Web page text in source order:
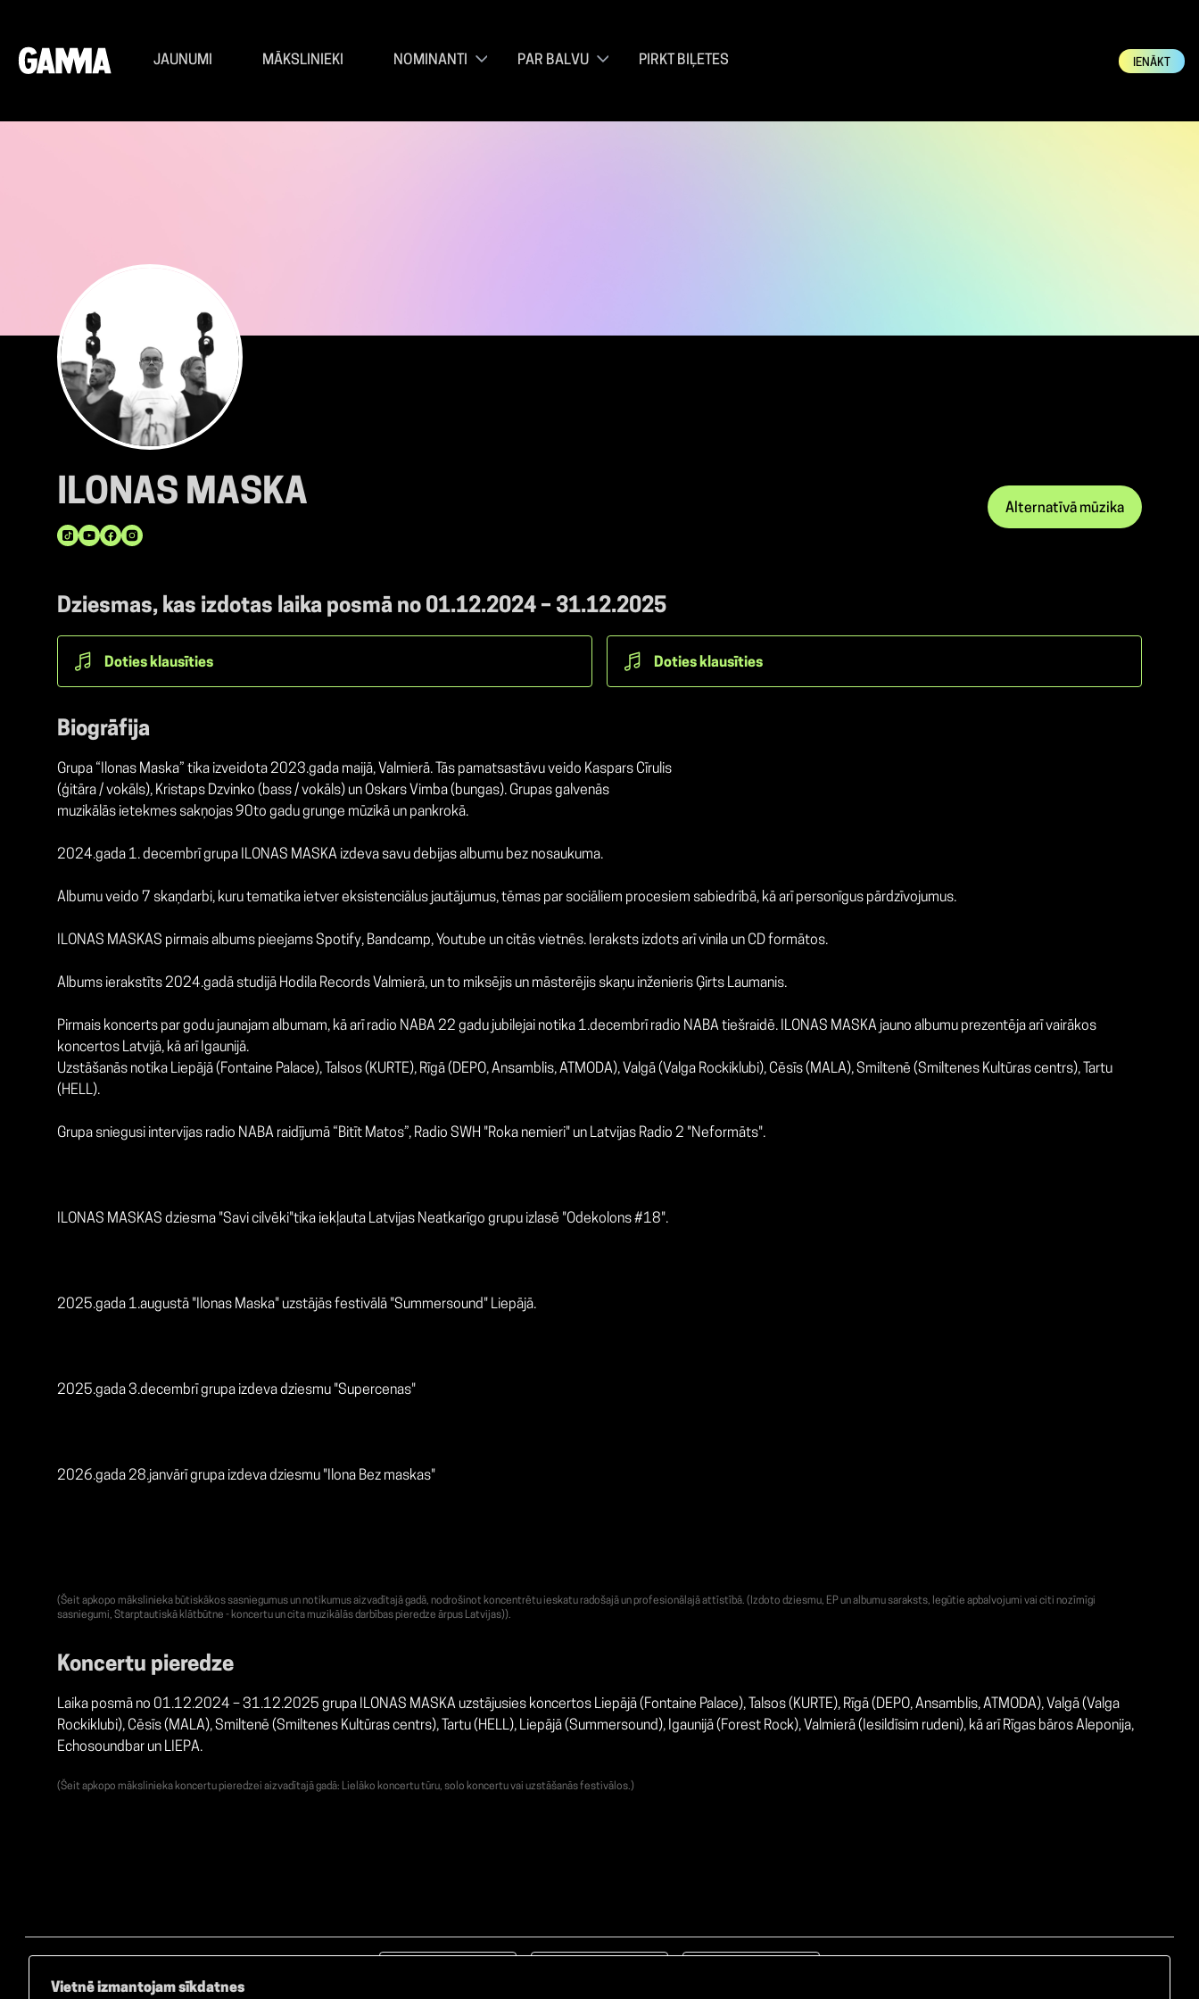
JAUNUMI MĀKSLINIEKI NOMINANTI PAR BALVU PIRKT BIĻETES IENĀKT
ILONAS MASKA Alternatīvā mūzika
Dziesmas, kas izdotas laika posmā no 01.12.2024 – 31.12.2025
Doties klausīties Doties klausīties
Biogrāfija
Grupa “Ilonas Maska” tika izveidota 2023.gada maijā, Valmierā. Tās pamatsastāvu veido Kaspars Cīrulis
(ģitāra / vokāls), Kristaps Dzvinko (bass / vokāls) un Oskars Vimba (bungas). Grupas galvenās
muzikālās ietekmes sakņojas 90to gadu grunge mūzikā un pankrokā.
2024.gada 1. decembrī grupa ILONAS MASKA izdeva savu debijas albumu bez nosaukuma.
Albumu veido 7 skaņdarbi, kuru tematika ietver eksistenciālus jautājumus, tēmas par sociāliem procesiem sabiedrībā, kā arī personīgus pārdzīvojumus.
ILONAS MASKAS pirmais albums pieejams Spotify, Bandcamp, Youtube un citās vietnēs. Ieraksts izdots arī vinila un CD formātos.
Albums ierakstīts 2024.gadā studijā Hodila Records Valmierā, un to miksējis un māsterējis skaņu inženieris Ģirts Laumanis.
Pirmais koncerts par godu jaunajam albumam, kā arī radio NABA 22 gadu jubilejai notika 1.decembrī radio NABA tiešraidē. ILONAS MASKA jauno albumu prezentēja arī vairākos
koncertos Latvijā, kā arī Igaunijā.
Uzstāšanās notika Liepājā (Fontaine Palace), Talsos (KURTE), Rīgā (DEPO, Ansamblis, ATMODA), Valgā (Valga Rockiklubi), Cēsīs (MALA), Smiltenē (Smiltenes Kultūras centrs), Tartu
(HELL).
Grupa sniegusi intervijas radio NABA raidījumā “Bitīt Matos”, Radio SWH "Roka nemieri" un Latvijas Radio 2 "Neformāts".
ILONAS MASKAS dziesma "Savi cilvēki"tika iekļauta Latvijas Neatkarīgo grupu izlasē "Odekolons #18".
2025.gada 1.augustā "Ilonas Maska" uzstājās festivālā "Summersound" Liepājā.
2025.gada 3.decembrī grupa izdeva dziesmu "Supercenas"
2026.gada 28.janvārī grupa izdeva dziesmu "Ilona Bez maskas"
(Šeit apkopo mākslinieka būtiskākos sasniegumus un notikumus aizvadītajā gadā, nodrošinot koncentrētu ieskatu radošajā un profesionālajā attīstībā. (Izdoto dziesmu, EP un albumu saraksts, Iegūtie apbalvojumi vai citi nozīmīgi
sasniegumi, Starptautiskā klātbūtne - koncertu un cita muzikālās darbības pieredze ārpus Latvijas)).
Koncertu pieredze
Laika posmā no 01.12.2024 – 31.12.2025 grupa ILONAS MASKA uzstājusies koncertos Liepājā (Fontaine Palace), Talsos (KURTE), Rīgā (DEPO, Ansamblis, ATMODA), Valgā (Valga
Rockiklubi), Cēsīs (MALA), Smiltenē (Smiltenes Kultūras centrs), Tartu (HELL), Liepājā (Summersound), Igaunijā (Forest Rock), Valmierā (Iesildīsim rudeni), kā arī Rīgas bāros Aleponija,
Echosoundbar un LIEPA.
(Šeit apkopo mākslinieka koncertu pieredzei aizvadītajā gadā: Lielāko koncertu tūru, solo koncertu vai uzstāšanās festivālos.)
Vietnē izmantojam sīkdatnes